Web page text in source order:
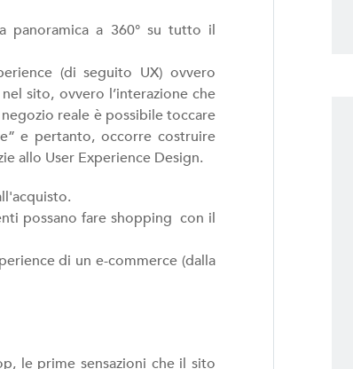
panoramica a 360° su tutto il
(di seguito UX) ovvero
sito, ovvero l’interazione che
reale è possibile toccare
e pertanto, occorre costruire
allo User Experience Design.
possano fare shopping con il
di un e-commerce (dalla
le prime sensazioni che il sito